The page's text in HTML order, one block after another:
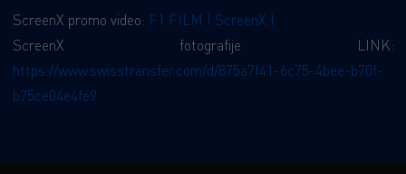
ScreenX promo video: F1 FILM I ScreenX I
ScreenX fotografije LINK:
https://www.swisstransfer.com/d/875a7f41-6c75-4bee-b70f-
b75ce04e4fe9